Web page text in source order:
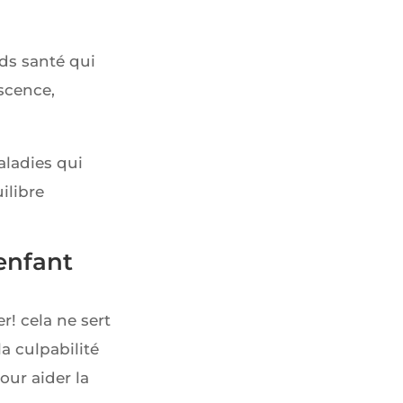
santé qui
qui
cela ne sert
culpabilité
aider la